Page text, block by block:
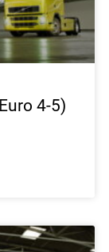
4-5)